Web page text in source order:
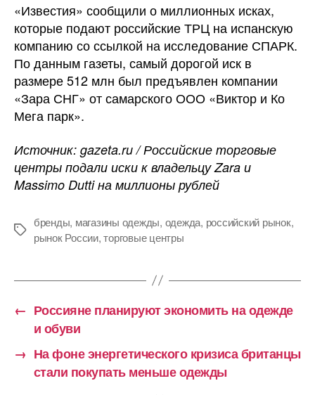
«Известия» сообщили о миллионных исках,
которые подают российские ТРЦ на испанскую
компанию со ссылкой на исследование СПАРК.
По данным газеты, самый дорогой иск в
размере 512 млн был предъявлен компании
«Зара СНГ» от самарского ООО «Виктор и Ко
Мега парк».
Источник: gazeta.ru / Российские торговые
центры подали иски к владельцу Zara и
Massimo Dutti на миллионы рублей
Метки
бренды, магазины одежды, одежда, российский рынок,
рынок России,торговые центры
← Россияне планируют экономить на одежде
и обуви
→ На фоне энергетического кризиса британцы
стали покупать меньше одежды